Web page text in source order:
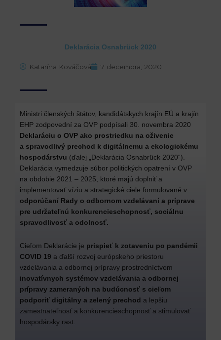
Deklarácia Osnabrück 2020
Katarína Kováčová 7 decembra, 2020
Ministri členských štátov, kandidátskych krajín EÚ a krajín
EHP zodpovední za OVP podpísali 30. novembra 2020
Deklaráciu o OVP ako prostriedku na oživenie
a spravodlivý prechod k digitálnemu a ekologickému
hospodárstvu (ďalej „Deklarácia Osnabrück 2020“).
Deklarácia vymedzuje súbor politických opatrení v OVP
na obdobie 2021 – 2025, ktoré majú doplniť a
implementovať víziu a strategické ciele formulované v
odporúčaní Rady o odbornom vzdelávaní a príprave
pre udržateľnú konkurencieschopnosť, sociálnu
spravodlivosť a odolnosť.
Cieľom Deklarácie je prispieť k zotaveniu po pandémii
COVID 19 a ďalší rozvoj európskeho priestoru
vzdelávania a odbornej prípravy prostredníctvom
inovatívnych systémov vzdelávania a odbornej
prípravy zameraných na budúcnosť s cieľom
podporiť digitálny a zelený prechod a lepšiu
zamestnateľnosť a konkurencieschopnosť a stimulovať
hospodársky rast.